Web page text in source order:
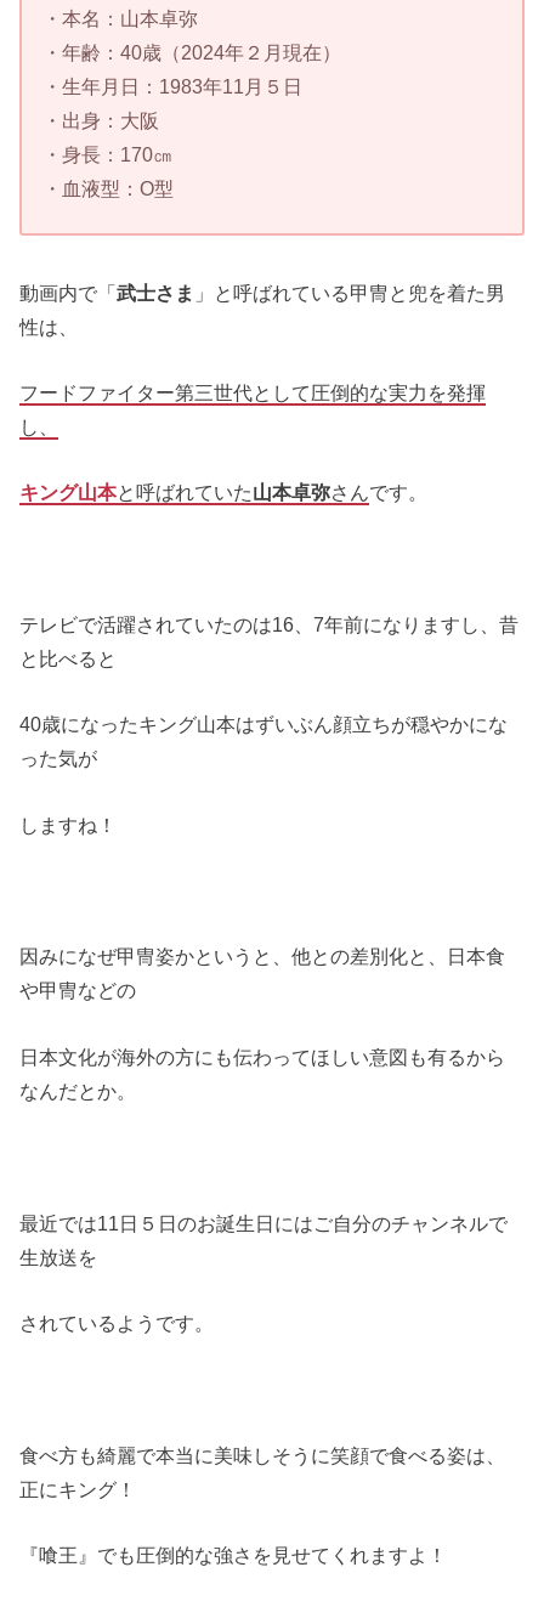
・本名：山本卓弥
・年齢：40歳（2024年２月現在）
・生年月日：1983年11月５日
・出身：大阪
・身長：170㎝
・血液型：O型
動画内で「武士さま 」と呼ばれている甲冑と兜を着た男
性は、
フードファイター第三世代として圧倒的な実力を発揮
し、
キング山本と呼ばれていた山本卓弥さんです。
テレビで活躍されていたのは16、7年前になりますし、昔
と比べると
40歳になったキング山本はずいぶん顔立ちが穏やかにな
った気が
しますね！
因みになぜ甲冑姿かというと、他との差別化と、日本食
や甲冑などの
日本文化が海外の方にも伝わってほしい意図も有るから
なんだとか。
最近では11日５日のお誕生日にはご自分のチャンネルで
生放送を
されているようです。
食べ方も綺麗で本当に美味しそうに笑顔で食べる姿は、
正にキング！
『喰王』でも圧倒的な強さを見せてくれますよ！